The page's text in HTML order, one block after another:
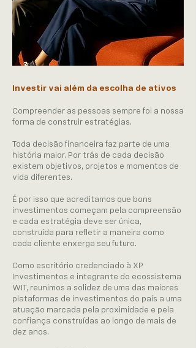
Investir vai além da escolha de ativos
Compreender as pessoas sempre foi a nossa
forma de construir estratégias.
Toda decisão financeira faz parte de uma
história maior. Por trás de cada decisão
existem objetivos, projetos e momentos de
vida diferentes.
É por isso que acreditamos que bons
investimentos começam pela compreensão
e cada estratégia deve ser única,
construída para refletir a maneira como
cada cliente enxerga seu futuro.
Como escritório credenciado à XP
Investimentos e integrante do ecossistema
WIT, reunimos a solidez de uma das maiores
plataformas de investimentos do país a uma
atuação marcada pela proximidade e pela
confiança construídas ao longo de mais de
dez anos.